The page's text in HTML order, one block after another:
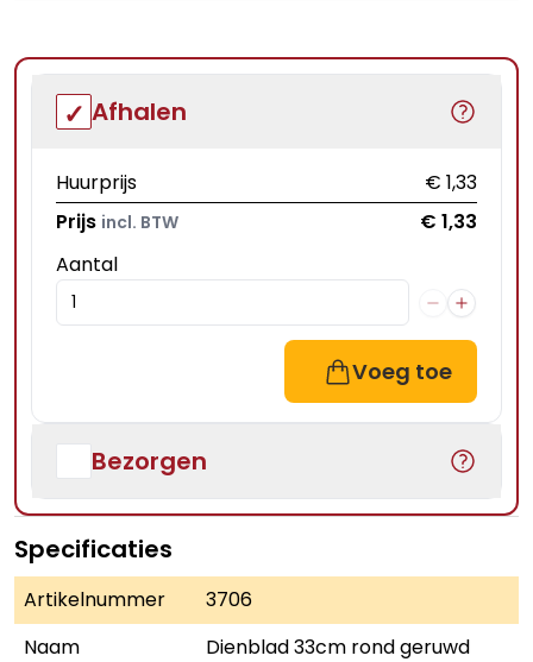
Afhalen
Huurprijs
€ 1,33
Prijs incl. BTW
€ 1,33
Aantal
Voeg toe
Bezorgen
Specificaties
Artikelnummer
3706
Naam
Dienblad 33cm rond geruwd